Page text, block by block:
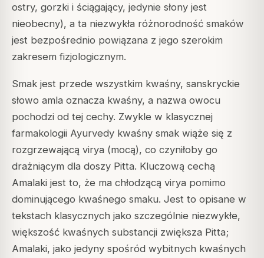
ostry, gorzki i ściągający, jedynie słony jest
nieobecny), a ta niezwykła różnorodność smaków
jest bezpośrednio powiązana z jego szerokim
zakresem fizjologicznym.
Smak jest przede wszystkim kwaśny, sanskryckie
słowo amla oznacza kwaśny, a nazwa owocu
pochodzi od tej cechy. Zwykle w klasycznej
farmakologii Ayurvedy kwaśny smak wiąże się z
rozgrzewającą virya (mocą), co czyniłoby go
drażniącym dla doszy Pitta. Kluczową cechą
Amalaki jest to, że ma chłodzącą virya pomimo
dominującego kwaśnego smaku. Jest to opisane w
tekstach klasycznych jako szczególnie niezwykłe,
większość kwaśnych substancji zwiększa Pitta;
Amalaki, jako jedyny spośród wybitnych kwaśnych